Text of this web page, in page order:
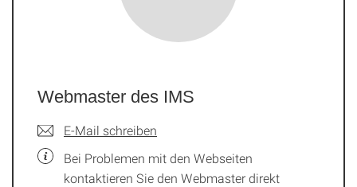
Webmaster des IMS
E-Mail schreiben
Bei Problemen mit den Webseiten
kontaktieren Sie den Webmaster direkt